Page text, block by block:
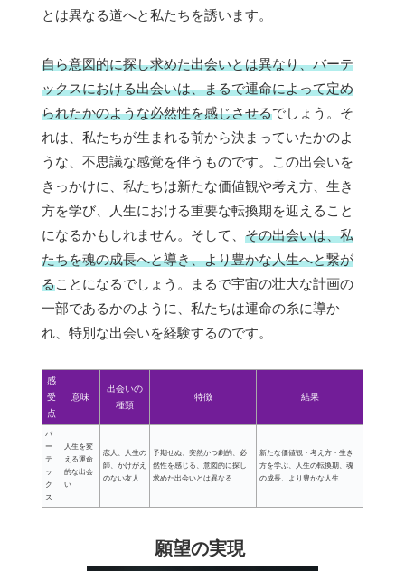
とは異なる道へと私たちを誘います。
自ら意図的に探し求めた出会いとは異なり、バーテ
ックスにおける出会いは、まるで運命によって定め
られたかのような必然性を感じさせるでしょう。そ
れは、私たちが生まれる前から決まっていたかのよ
うな、不思議な感覚を伴うものです。この出会いを
きっかけに、私たちは新たな価値観や考え方、生き
方を学び、人生における重要な転換期を迎えること
になるかもしれません。そして、 その出会いは、私
たちを魂の成長へと導き、より豊かな人生へと繋が
ることになるでしょう。まるで宇宙の壮大な計画の
一部であるかのように、私たちは運命の糸に導か
れ、特別な出会いを経験するのです。
感
受
点
意味
出会いの
種類
特徴 結果
バ
ー
テ
ッ
ク
ス
人生を変
える運命
的な出会
い
恋人、人生の
師、かけがえ
のない友人
予期せぬ、突然かつ劇的、必
然性を感じる、意図的に探し
求めた出会いとは異なる
新たな価値観・考え方・生き
方を学ぶ、人生の転換期、魂
の成長、より豊かな人生
願望の実現